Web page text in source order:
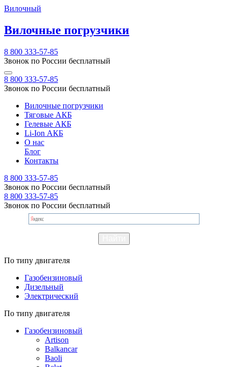
Вилочный
Вилочные погрузчики
8 800 333-57-85
Звонок по России бесплатный
8 800 333-57-85
Звонок по России бесплатный
Вилочные погрузчики
Тяговые АКБ
Гелевые АКБ
Li-Ion АКБ
О нас
Блог
Контакты
8 800 333-57-85
Звонок по России бесплатный
8 800 333-57-85
Звонок по России бесплатный
По типу двигателя
Газобензиновый
Дизельный
Электрический
По типу двигателя
Газобензиновый
Artison
Balkancar
Baoli